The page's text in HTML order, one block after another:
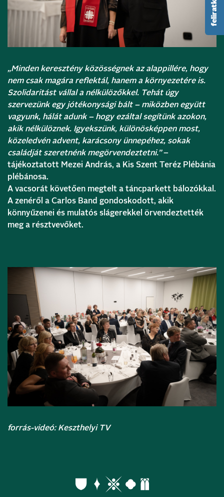
„Minden keresztény közösségnek az alappillére, hogy
nem csak magára reflektál, hanem a környezetére is.
Szolidaritást vállal a nélkülözőkkel. Tehát úgy
szervezünk egy jótékonysági bált – miközben együtt
vagyunk, hálát adunk – hogy ezáltal segítünk azokon,
akik nélkülöznek. Igyekszünk, különösképpen most,
közeledvén advent, karácsony ünnepéhez, sokak
családját szeretnénk megörvendeztetni.”–
tájékoztatott Mezei András, a Kis Szent Teréz Plébánia
plébánosa.
A vacsorát követően megtelt a táncparkett bálozókkal.
A zenéről a Carlos Band gondoskodott, akik
könnyűzenei és mulatós slágerekkel örvendeztették
meg a résztvevőket.
forrás-videó: Keszthelyi TV